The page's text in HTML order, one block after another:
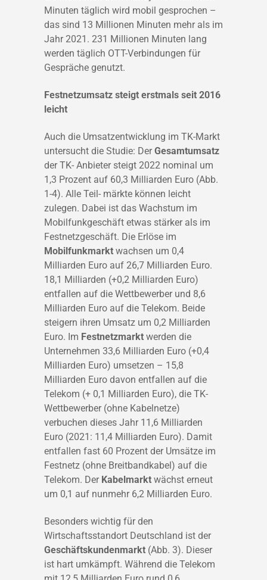
Minuten täglich wird mobil gesprochen –
das sind 13 Millionen Minuten mehr als im
Jahr 2021. 231 Millionen Minuten lang
werden täglich OTT-Verbindungen für
Gespräche genutzt.
Festnetzumsatz steigt erstmals seit 2016
leicht
Auch die Umsatzentwicklung im TK-Markt
untersucht die Studie: DerGesamtumsatz
der TK- Anbieter steigt 2022 nominal um
1,3 Prozent auf 60,3 Milliarden Euro (Abb.
1-4). Alle Teil- märkte können leicht
zulegen. Dabei ist das Wachstum im
Mobilfunkgeschäft etwas stärker als im
Festnetzgeschäft. Die Erlöse im
Mobilfunkmarkt wachsen um 0,4
Milliarden Euro auf 26,7 Milliarden Euro.
18,1 Milliarden (+0,2 Milliarden Euro)
entfallen auf die Wettbewerber und 8,6
Milliarden Euro auf die Telekom. Beide
steigern ihren Umsatz um 0,2 Milliarden
Euro. Im Festnetzmarkt werden die
Unternehmen 33,6 Milliarden Euro (+0,4
Milliarden Euro) umsetzen – 15,8
Milliarden Euro davon entfallen auf die
Telekom (+ 0,1 Milliarden Euro), die TK-
Wettbewerber (ohne Kabelnetze)
verbuchen dieses Jahr 11,6 Milliarden
Euro (2021: 11,4 Milliarden Euro). Damit
entfallen fast 60 Prozent der Umsätze im
Festnetz (ohne Breitbandkabel) auf die
Telekom. Der Kabelmarkt wächst erneut
um 0,1 auf nunmehr 6,2 Milliarden Euro.
Besonders wichtig für den
Wirtschaftsstandort Deutschland ist der
Geschäftskundenmarkt (Abb. 3). Dieser
ist hart umkämpft. Während die Telekom